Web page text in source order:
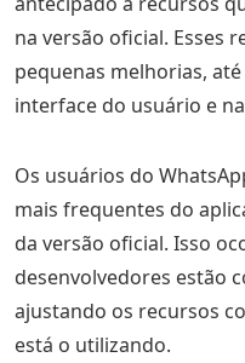
na versão oficial. Esses
pequenas melhorias,
interface do usuário e
Os usuários do
mais frequentes do
da versão oficial. Isso
desenvolvedores estão
ajustando os recursos
está o utilizando.